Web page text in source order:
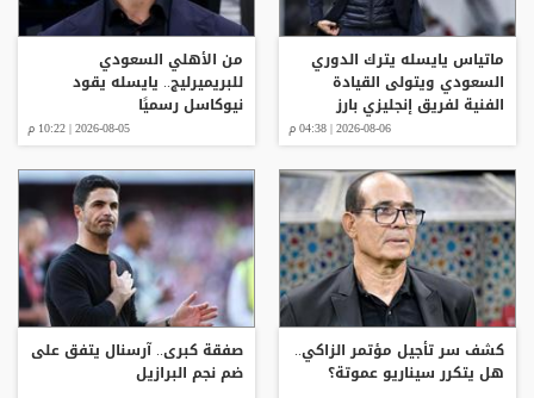
ماتياس يايسله يترك الدوري
السعودي ويتولى القيادة
الفنية لفريق إنجليزي بارز
2026-08-06 | 04:38 م
من الأهلي السعودي
للبريميرليج.. يايسله يقود
نيوكاسل رسميًا
2026-08-05 | 10:22 م
كشف سر تأجيل مؤتمر الزاكي..
هل يتكرر سيناريو عموتة؟
صفقة كبرى.. آرسنال يتفق على
ضم نجم البرازيل